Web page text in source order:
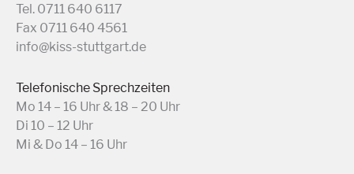
Tel. 0711 640 6117
Fax 0711 640 4561
info@kiss-stuttgart.de
Telefonische Sprechzeiten
Mo 14 – 16 Uhr & 18 – 20 Uhr
Di 10 – 12 Uhr
Mi & Do 14 – 16 Uhr